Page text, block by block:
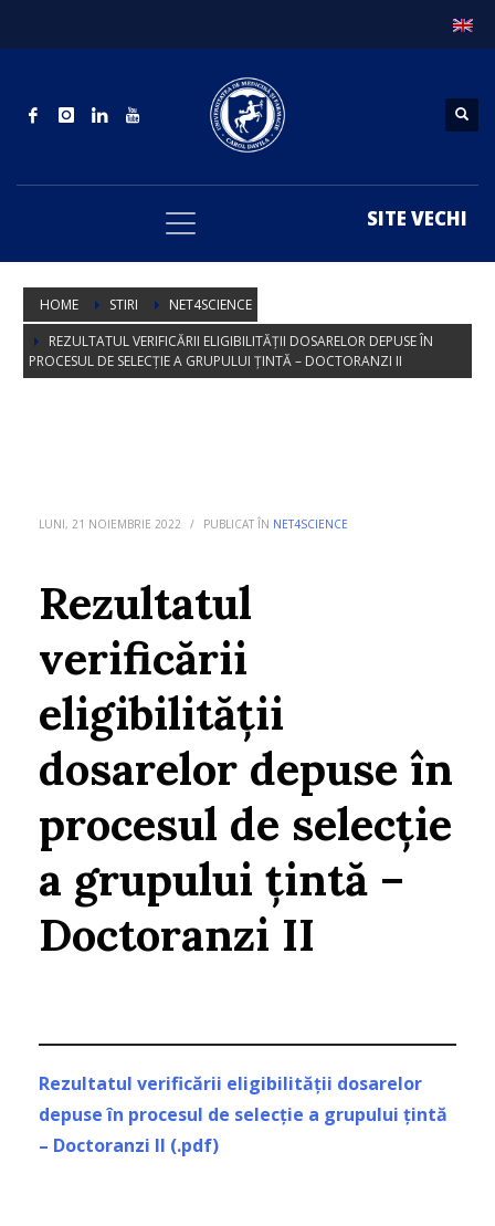
SITE VECHI
HOME STIRI
NET4SCIENCE
REZULTATUL VERIFICĂRII ELIGIBILITĂȚII DOSARELOR DEPUSE ÎN
PROCESUL DE SELECȚIE A GRUPULUI ȚINTĂ – DOCTORANZI II
LUNI, 21 NOIEMBRIE 2022 / PUBLICAT ÎN NET4SCIENCE
Rezultatul
verificării
eligibilității
dosarelor depuse în
procesul de selecție
a grupului țintă –
Doctoranzi II
Rezultatul verificării eligibilității dosarelor
depuse în procesul de selecție a grupului țintă
– Doctoranzi II (.pdf)